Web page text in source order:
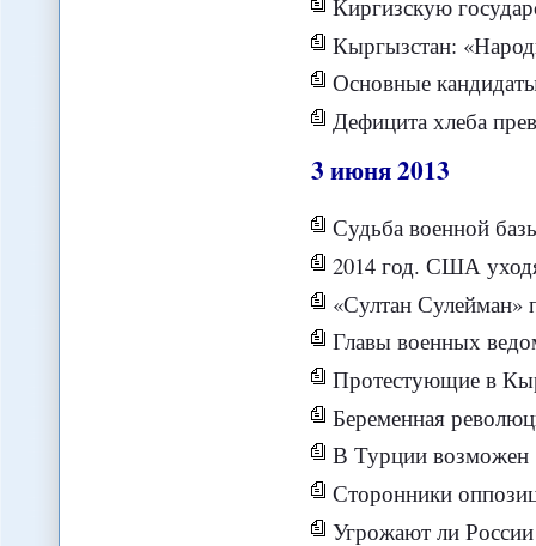
Киргизскую
Кыргызстан: «Народный губернатор»
Основные кандидаты на пост
Дефицита хлеба
3июня2013
Судьба военной базы
2014 год. США
«Султан Сулейман» против
Главы военных ведомств
Протестующие в Кыргызстане
Беременная
В Турции возможен
Сторонники оппозиции
Угрожают ли